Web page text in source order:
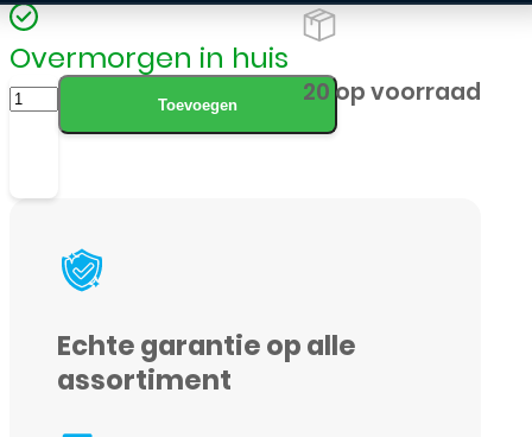
Overmorgen in huis
Samsung
Ultra
Cover
Toevoegen 20 op voorraad
Echte garantie op alle
assortiment